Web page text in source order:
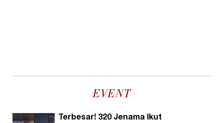
EVENT
Terbesar! 320 Jenama Ikut